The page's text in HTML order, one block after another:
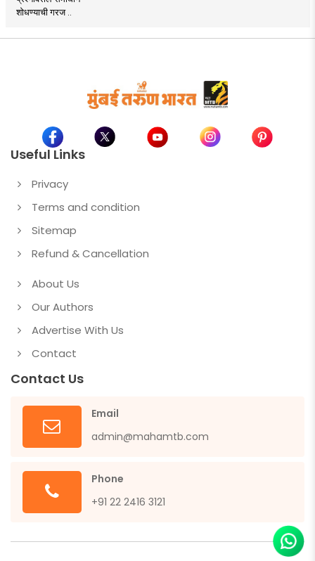
शोधण्याची गरज ..
Useful Links
Privacy
Terms and condition
Sitemap
Refund & Cancellation
About Us
Our Authors
Advertise With Us
Contact
Contact Us
Email
admin@mahamtb.com
Phone
+91 22 2416 3121